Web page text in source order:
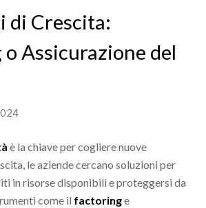
di Crescita:
Assicurazione del
è la chiave per cogliere nuove
le aziende cercano soluzioni per
in risorse disponibili e proteggersi da
come il factoringe